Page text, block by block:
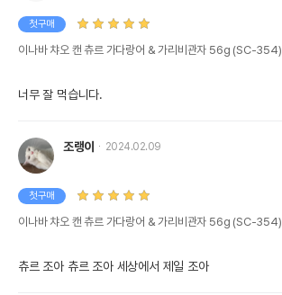
첫구매
이나바 챠오 캔 츄르 가다랑어 & 가리비관자 56g (SC-354)
너무 잘 먹습니다.
조랭이 2024.02.09
첫구매
이나바 챠오 캔 츄르 가다랑어 & 가리비관자 56g (SC-354)
츄르 조아 츄르 조아 세상에서 제일 조아